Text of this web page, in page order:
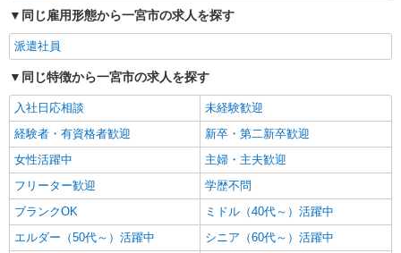
派遣社員
株式会社kotrio /●NG-H-2093108
尾張一宮★未経験OKの人間関係に悩まない職
場へ★サ高住スタッフ
時給1500円〜2125円 ＜日払い有/週払い有/交
通費全支給(ガソリン代含む)＞
尾張一宮駅すぐ
キープ
株式会社kotrio /●NG-H-2031081
同じ雇用形態から一宮市の求人を探す
派遣社員
同じ特徴から一宮市の求人を探す
入社日応相談
未経験歓迎
経験者・有資格者歓迎
新卒・第二新卒歓迎
女性活躍中
主婦・主夫歓迎
フリーター歓迎
学歴不問
ブランクOK
ミドル（40代～）活躍中
エルダー（50代～）活躍中
シニア（60代～）活躍中